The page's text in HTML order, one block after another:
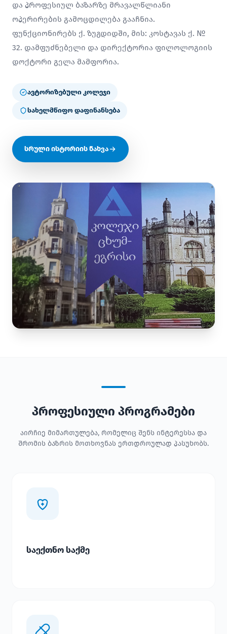
და პროფესიულ ბაზარზე მრავალწლიანი
ოპერირების გამოცდილება გააჩნია.
ფუნქციონირებს ქ. ზუგდიდში, მის: კოსტავას ქ. №
32. დამფუძნებელი და დირექტორია ფილოლოგიის
დოქტორი გელა მამფორია.
ავტორიზებული კოლეჯი
სახელმწიფო დაფინანსება
სრული ისტორიის ნახვა
პროფესიული პროგრამები
აირჩიე მიმართულება, რომელიც შენს ინტერესსა და
შრომის ბაზრის მოთხოვნას ერთდროულად პასუხობს.
საექთნო საქმე